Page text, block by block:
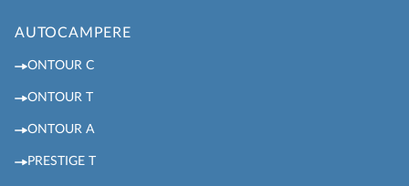
AUTOCAMPERE
ONTOUR C
ONTOUR T
ONTOUR A
PRESTIGE T